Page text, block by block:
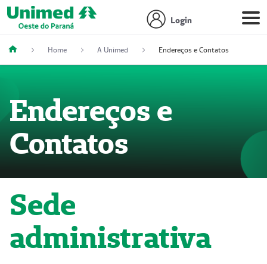
Login
Home A Unimed Endereços e Contatos
Endereços e
Contatos
Sede
administrativa